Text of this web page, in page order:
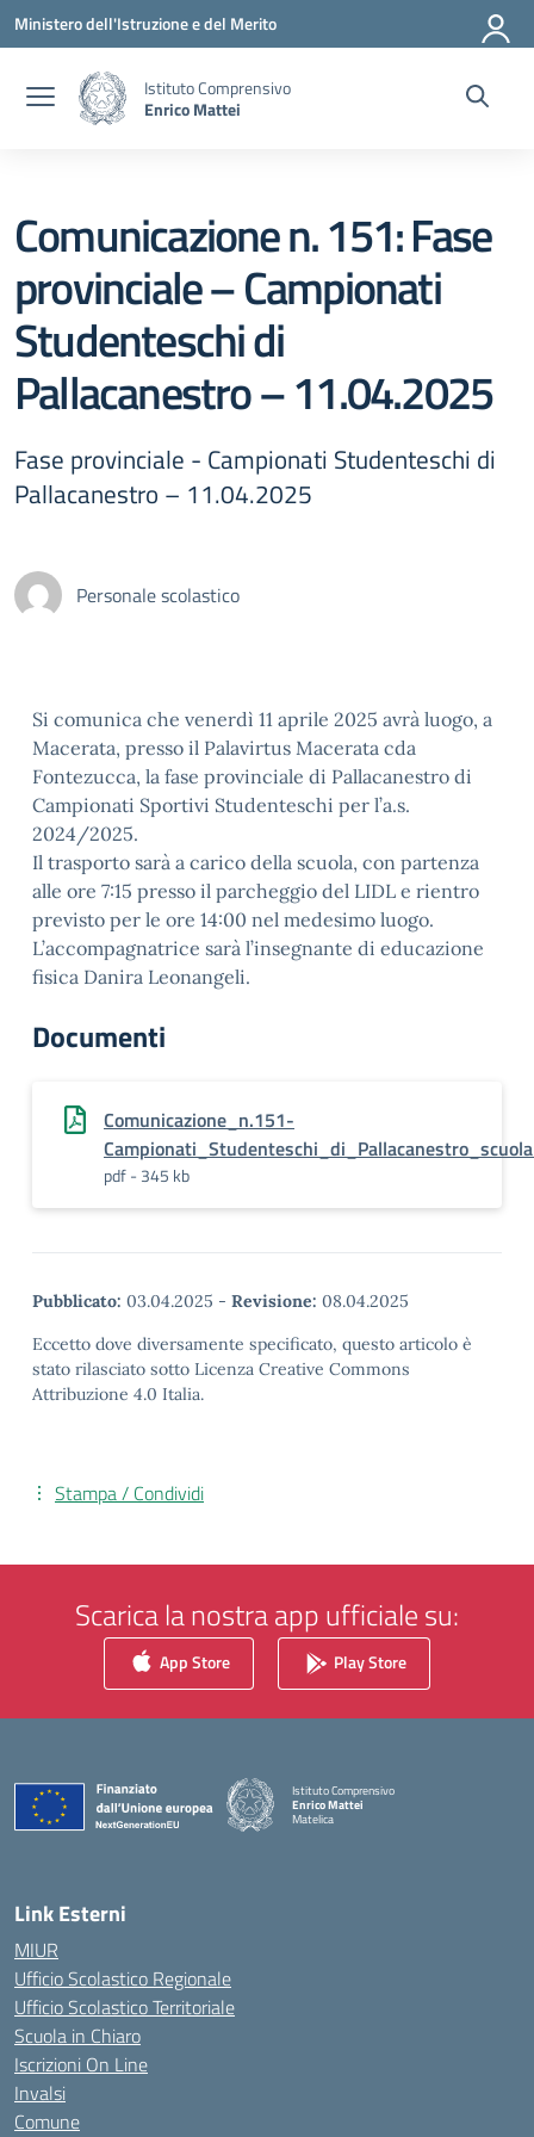
Vai ai contenuti
Vai al menu di navigazione
Vai al footer
Ministero dell'Istruzione e del Merito
Istituto Comprensivo
Enrico Mattei
Comunicazione n. 151: Fase
provinciale – Campionati
Studenteschi di
Pallacanestro – 11.04.2025
Fase provinciale - Campionati Studenteschi di
Pallacanestro – 11.04.2025
Personale scolastico
Si comunica che venerdì 11 aprile 2025 avrà luogo, a
Macerata, presso il Palavirtus Macerata cda
Fontezucca, la fase provinciale di Pallacanestro di
Campionati Sportivi Studenteschi per l’a.s.
2024/2025.
Il trasporto sarà a carico della scuola, con partenza
alle ore 7:15 presso il parcheggio del LIDL e rientro
previsto per le ore 14:00 nel medesimo luogo.
L’accompagnatrice sarà l’insegnante di educazione
fisica Danira Leonangeli.
Documenti
Comunicazione_n.151-
pdf - 345 kb
Pubblicato: 03.04.2025 - Revisione: 08.04.2025
Eccetto dove diversamente specificato, questo articolo è
stato rilasciato sotto Licenza Creative Commons
Attribuzione 4.0 Italia.
Stampa / Condividi
Scarica la nostra app ufficiale su:
App Store Play Store
Istituto Comprensivo
Enrico Mattei
Matelica
Link Esterni
MIUR
Ufficio Scolastico Regionale
Ufficio Scolastico Territoriale
Scuola in Chiaro
Iscrizioni On Line
Invalsi
Comune